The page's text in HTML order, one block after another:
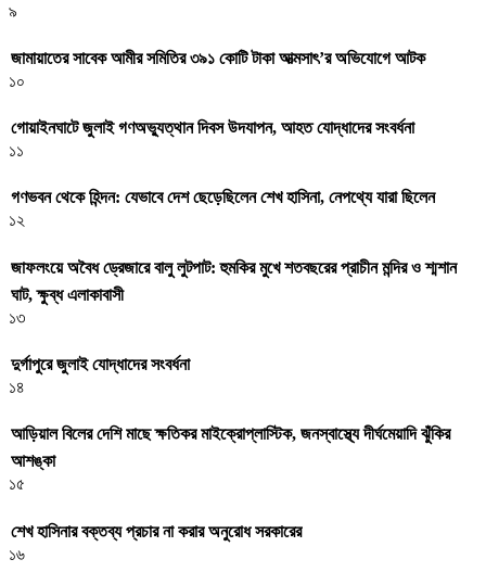
৯
জামায়াতের সাবেক আমীর সমিতির ৩৯১ কোটি টাকা আত্মসাৎ’র অভিযোগে আটক
১০
গোয়াইনঘাটে জুলাই গণঅভ্যুত্থান দিবস উদযাপন, আহত যোদ্ধাদের সংবর্ধনা
১১
গণভবন থেকে হিন্দন: যেভাবে দেশ ছেড়েছিলেন শেখ হাসিনা, নেপথ্যে যারা ছিলেন
১২
জাফলংয়ে অবৈধ ড্রেজারে বালু লুটপাট: হুমকির মুখে শতবছরের প্রাচীন মন্দির ও শ্মশান
ঘাট, ক্ষুব্ধ এলাকাবাসী
১৩
দুর্গাপুরে জুলাই যোদ্ধাদের সংবর্ধনা
১৪
আড়িয়াল বিলের দেশি মাছে ক্ষতিকর মাইক্রোপ্লাস্টিক, জনস্বাস্থ্যে দীর্ঘমেয়াদি ঝুঁকির
আশঙ্কা
১৫
শেখ হাসিনার বক্তব্য প্রচার না করার অনুরোধ সরকারের
১৬